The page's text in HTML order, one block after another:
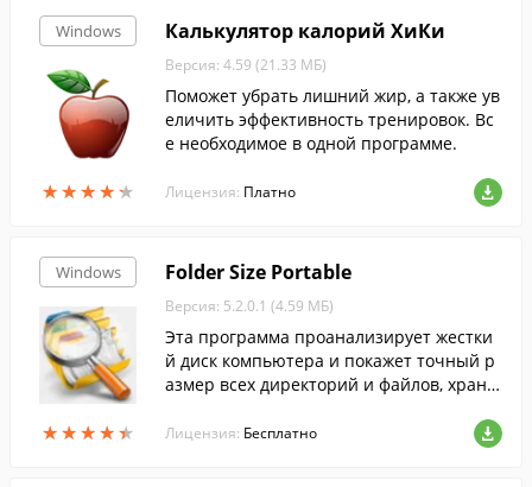
Windows
★★★★★
★★★★★
Калькулятор калорий ХиКи
Версия: 4.59 (21.33 МБ)
Поможет убрать лишний жир, а также ув
еличить эффективность тренировок. Вс
е необходимое в одной программе.
Лицензия: Платно
Windows
★★★★★
★★★★★
Folder Size Portable
Версия: 5.2.0.1 (4.59 МБ)
Эта программа проанализирует жестки
й диск компьютера и покажет точный р
азмер всех директорий и файлов, храня
Лицензия: Бесплатно